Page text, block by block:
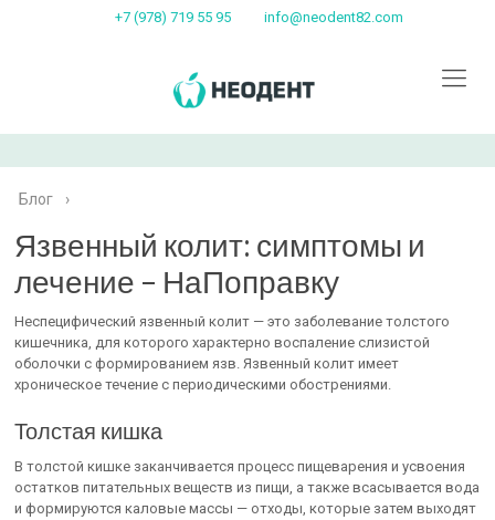
+7 (978) 719 55 95 info@neodent82.com
Блог ›
Язвенный колит: симптомы и
лечение – НаПоправку
Неспецифический язвенный колит — это заболевание толстого
кишечника, для которого характерно воспаление слизистой
оболочки с формированием язв. Язвенный колит имеет
хроническое течение с периодическими обострениями.
Толстая кишка
В толстой кишке заканчивается процесс пищеварения и усвоения
остатков питательных веществ из пищи, а также всасывается вода
и формируются каловые массы — отходы, которые затем выходят